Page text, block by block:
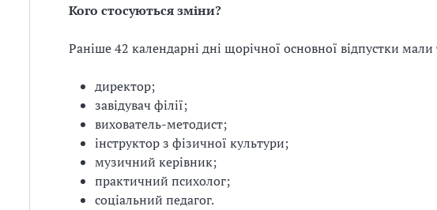
Кого стосуються зміни?
Раніше 42 календарні дні щорічної основної відпустки
директор;
завідувач філії;
вихователь-методист;
інструктор з фізичної культури;
музичний керівник;
практичний психолог;
соціальний педагог.